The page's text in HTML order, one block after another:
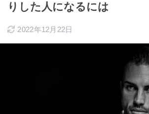
りした人になるには
2022年12月22日